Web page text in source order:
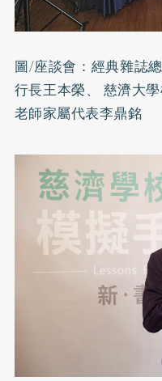
圖/座談會：經典雜誌
行長王本榮、 慈濟大
老師家屬代表李鼎銘